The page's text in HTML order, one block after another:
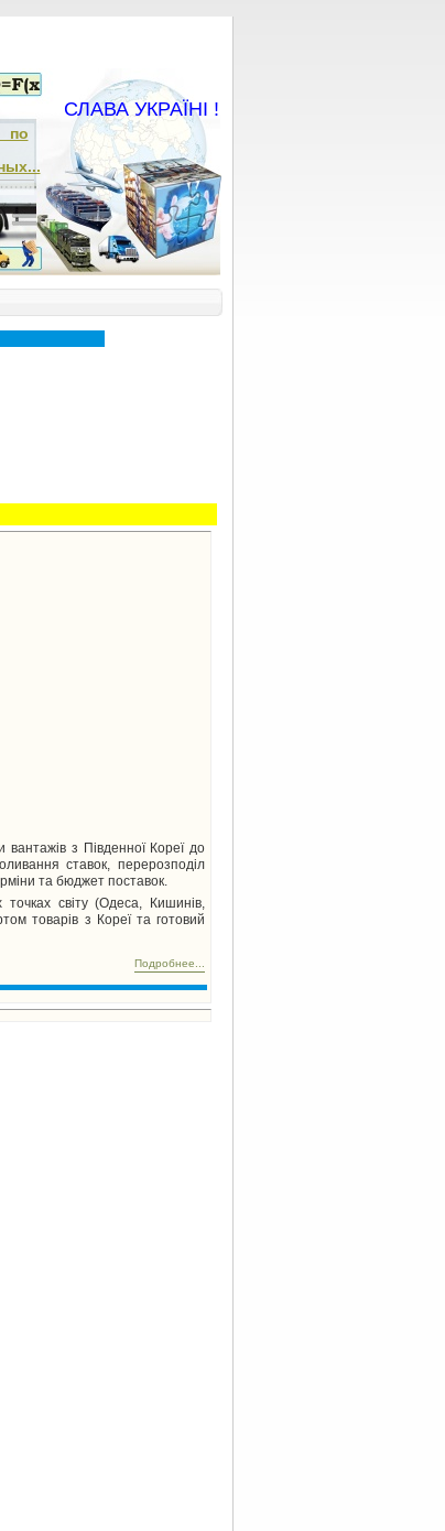
СЛАВА УКРАЇНІ !
з Південної Кореї до
ставок, перерозподіл
та бюджет поставок.
точках світу (Одеса, Кишинів,
товарів з Кореї та готовий
Подробнее...